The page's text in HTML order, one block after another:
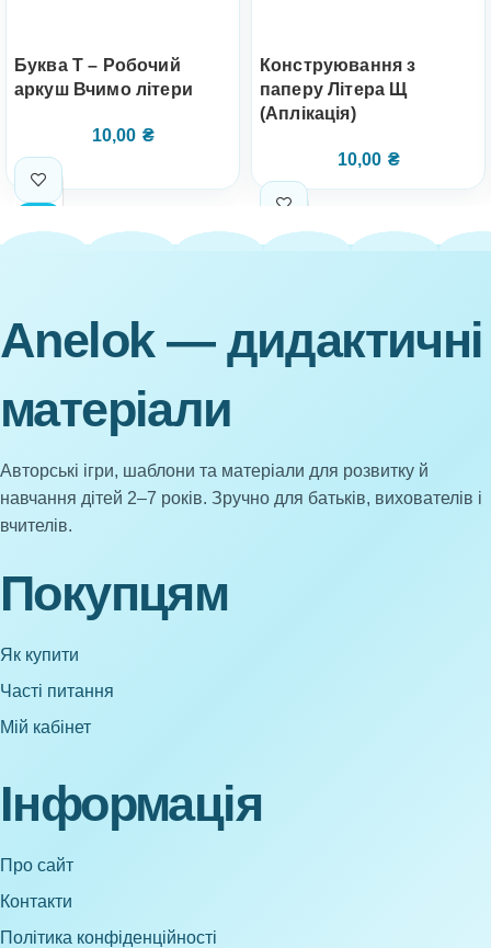
Буква Т – Робочий
аркуш Вчимо літери
10,00 ₴
Конструювання з
паперу Літера Щ
(Аплікація)
10,00 ₴
Anelok — дидактичні
матеріали
Авторські ігри, шаблони та матеріали для розвитку й
навчання дітей 2–7 років. Зручно для батьків, вихователів і
вчителів.
Покупцям
Як купити
Часті питання
Мій кабінет
Інформація
Про сайт
Контакти
Політика конфіденційності